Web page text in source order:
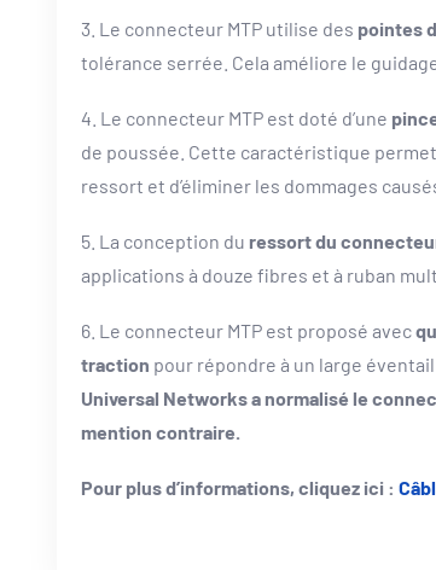
3. Le connecteur MTP utilise des pointes
tolérance serrée. Cela améliore le
4. Le connecteur MTP est doté d’une
de poussée. Cette caractéristique
ressort et d’éliminer les dommages
5. La conception du ressort du
applications à douze fibres et à ruban
6. Le connecteur MTP est proposé avec
traction pour répondre à un large éventail
Universal Networks a normalisé le
mention contraire.
Pour plus d’informations, cliquez ici :